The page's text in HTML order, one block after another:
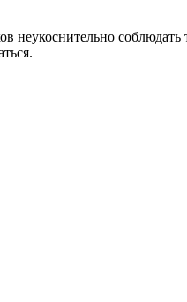
неукоснительно